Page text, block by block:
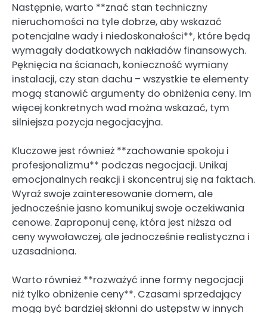
Następnie, warto **znać stan techniczny
nieruchomości na tyle dobrze, aby wskazać
potencjalne wady i niedoskonałości**, które będą
wymagały dodatkowych nakładów finansowych.
Pęknięcia na ścianach, konieczność wymiany
instalacji, czy stan dachu – wszystkie te elementy
mogą stanowić argumenty do obniżenia ceny. Im
więcej konkretnych wad można wskazać, tym
silniejsza pozycja negocjacyjna.
Kluczowe jest również **zachowanie spokoju i
profesjonalizmu** podczas negocjacji. Unikaj
emocjonalnych reakcji i skoncentruj się na faktach.
Wyraź swoje zainteresowanie domem, ale
jednocześnie jasno komunikuj swoje oczekiwania
cenowe. Zaproponuj cenę, która jest niższa od
ceny wywoławczej, ale jednocześnie realistyczna i
uzasadniona.
Warto również **rozważyć inne formy negocjacji
niż tylko obniżenie ceny**. Czasami sprzedający
mogą być bardziej skłonni do ustępstw w innych